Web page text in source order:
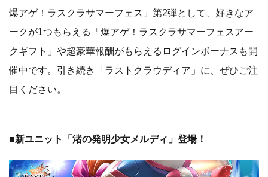
爆アゲ！ラスクラサマーフェス」第2弾として、好きなア
ークが1つもらえる「爆アゲ！ラスクラサマーフェスアー
クギフト」や超豪華報酬がもらえるログインボーナスも開
催中です。引き続き「ラストクラウディア」に、ぜひご注
目ください。
■新ユニット「渚の発明少女メルディ」登場！